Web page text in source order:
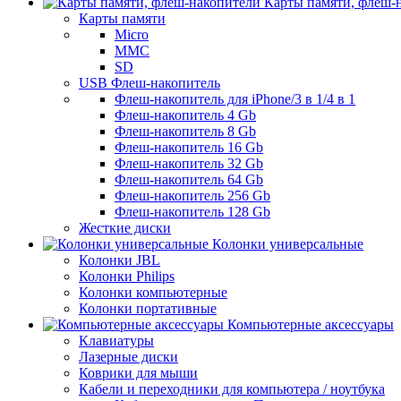
Карты памяти
Micro
MMC
SD
USB Флеш-накопитель
Флеш-накопитель для iPhone/3 в 1/4 в 1
Флеш-накопитель 4 Gb
Флеш-накопитель 8 Gb
Флеш-накопитель 16 Gb
Флеш-накопитель 32 Gb
Флеш-накопитель 64 Gb
Флеш-накопитель 256 Gb
Флеш-накопитель 128 Gb
Жесткие диски
Колонки универсальные
Колонки JBL
Колонки Philips
Колонки компьютерные
Колонки портативные
Компьютерные аксессуары
Клавиатуры
Лазерные диски
Коврики для мыши
Кабели и переходники для компьютера / ноутбука